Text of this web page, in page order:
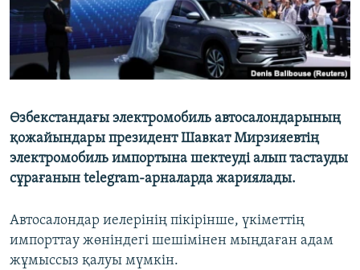
Өзбекстандағы электромобиль автосалондарының
қожайындары президент Шавкат Мирзияевтің
электромобиль импортына шектеуді алып тастауды
сұрағанын telegram-арналарда жариялады.
Автосалондар иелерінің пікірінше, үкіметтің
импорттау жөніндегі шешімінен мыңдаған адам
жұмыссыз қалуы мүмкін.